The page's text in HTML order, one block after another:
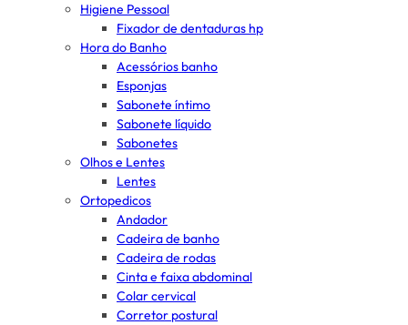
Higiene Pessoal
Fixador de dentaduras hp
Hora do Banho
Acessórios banho
Esponjas
Sabonete íntimo
Sabonete líquido
Sabonetes
Olhos e Lentes
Lentes
Ortopedicos
Andador
Cadeira de banho
Cadeira de rodas
Cinta e faixa abdominal
Colar cervical
Corretor postural